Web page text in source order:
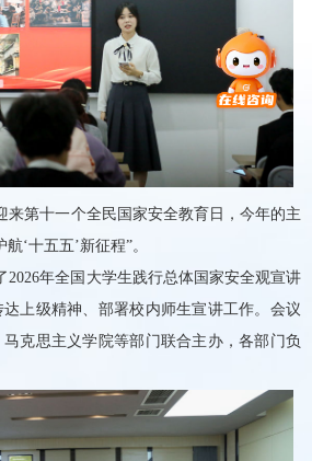
来第十一个全民国家安全教育日，今年的主
航‘十五五’新征程”。
2026年全国大学生践行总体国家安全观宣讲
上级精神、部署校内师生宣讲工作。会议
克思主义学院等部门联合主办，各部门负